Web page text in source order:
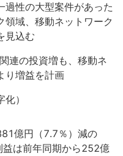
過性の大型案件があった
領域、移動ネットワーク
見込む
連の投資増も、移動ネ
り増益を計画
）
億円（7.7％）減の
は前年同期から252億